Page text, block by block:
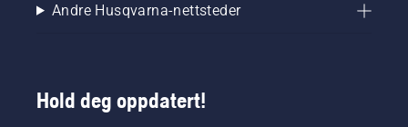
Andre Husqvarna-nettsteder
Hold deg oppdatert!